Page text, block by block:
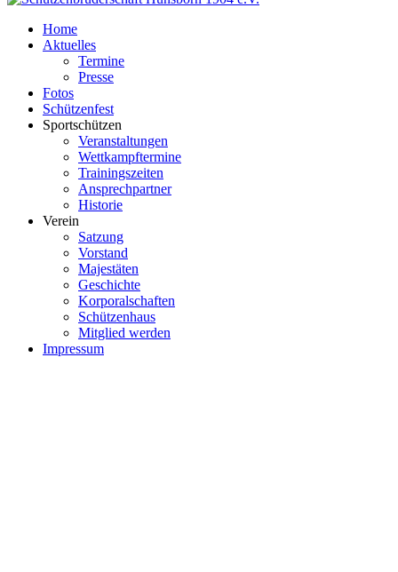
Home
Aktuelles
Termine
Presse
Fotos
Schützenfest
Sportschützen
Veranstaltungen
Wettkampftermine
Trainingszeiten
Ansprechpartner
Historie
Verein
Satzung
Vorstand
Majestäten
Geschichte
Korporalschaften
Schützenhaus
Mitglied werden
Impressum